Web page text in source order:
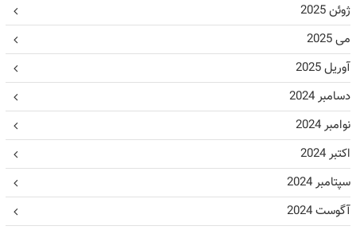
ژوئن 2025
می 2025
آوریل 2025
دسامبر 2024
نوامبر 2024
اکتبر 2024
سپتامبر 2024
آگوست 2024